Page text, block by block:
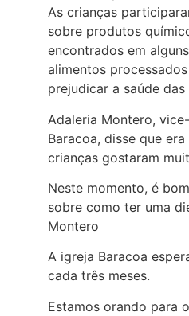
As crianças
sobre produtos
encontrados em
alimentos
prejudicar a saúde das
Adaleria Montero,
Baracoa, disse que
crianças gostaram
Neste momento, é
sobre como ter uma
Montero
A igreja Baracoa
cada três meses.
Estamos orando para